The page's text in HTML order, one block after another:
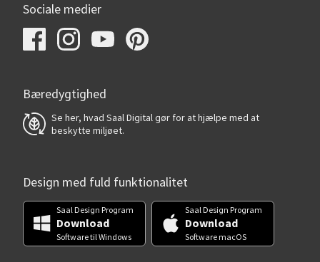
Sociale medier
Bæredygtighed
Se her, hvad Saal Digital gør for at hjælpe med at
beskytte miljøet.
Design med fuld funktionalitet
Saal Design Program
Download
Software til Windows
Saal Design Program
Download
Software macOS